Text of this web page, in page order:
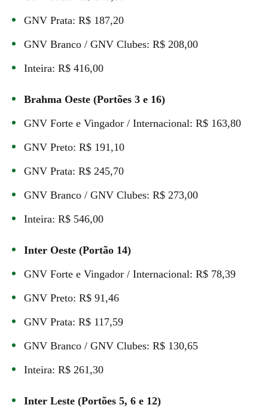
GNV Prata: R$ 187,20
GNV Branco / GNV Clubes: R$ 208,00
Inteira: R$ 416,00
Brahma Oeste (Portões 3 e 16)
GNV Forte e Vingador / Internacional: R$ 163,80
GNV Preto: R$ 191,10
GNV Prata: R$ 245,70
GNV Branco / GNV Clubes: R$ 273,00
Inteira: R$ 546,00
Inter Oeste (Portão 14)
GNV Forte e Vingador / Internacional: R$ 78,39
GNV Preto: R$ 91,46
GNV Prata: R$ 117,59
GNV Branco / GNV Clubes: R$ 130,65
Inteira: R$ 261,30
Inter Leste (Portões 5, 6 e 12)